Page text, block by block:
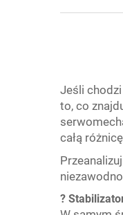
Jeśli
to, co
całą
?